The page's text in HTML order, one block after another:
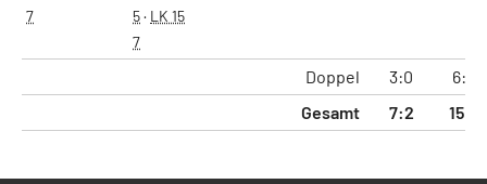
7
5· LK 15
7
Doppel 3:0
6:2
Gesamt
7:2 15:7